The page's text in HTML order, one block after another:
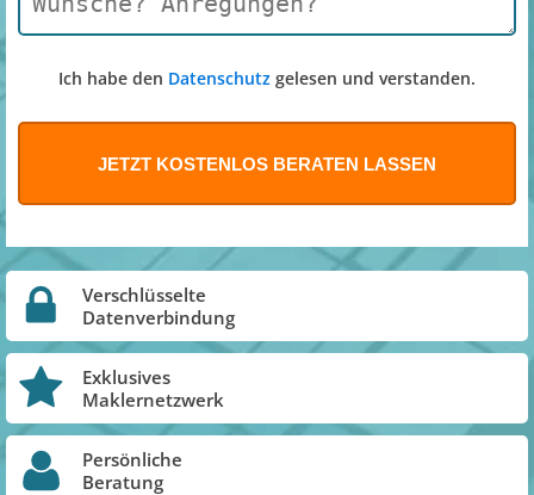
Ich habe den Datenschutz gelesen und verstanden.
Verschlüsselte
Datenverbindung
Exklusives
Maklernetzwerk
Persönliche
Beratung